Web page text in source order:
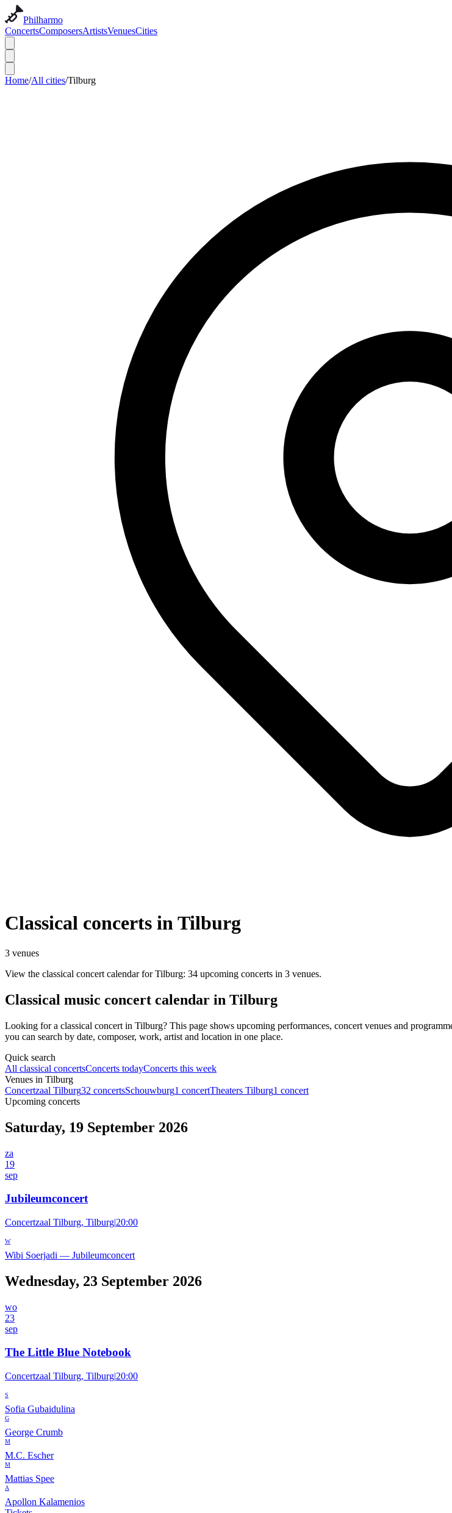
Philharmo
ConcertsComposersArtistsVenuesCities
Home/All cities/Tilburg
Classical concerts in Tilburg
3 venues
View the classical concert calendar for Tilburg: 34 upcoming concerts in 3 venues.
Classical music concert calendar in Tilburg
Looking for a classical concert in Tilburg? This page shows upcoming performances, concert venues and
you can search by date, composer, work, artist and location in one place.
Quick search
All classical concertsConcerts todayConcerts this week
Venues in Tilburg
Concertzaal Tilburg32 concertsSchouwburg1 concertTheaters Tilburg1 concert
Upcoming concerts
Saturday, 19 September 2026
za
19
sep
Jubileumconcert
Concertzaal Tilburg, Tilburg|20:00
W
Wibi Soerjadi — Jubileumconcert
Wednesday, 23 September 2026
wo
23
sep
The Little Blue Notebook
Concertzaal Tilburg, Tilburg|20:00
S
Sofia Gubaidulina
G
George Crumb
M
M.C. Escher
M
Mattias Spee
A
Apollon Kalamenios